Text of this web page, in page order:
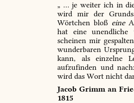
„ … je weiter ich in
wird mir der
Wörtchen bloß eine
hat eine unendliche
scheinen mir
wunderbaren
kann, als einzelne
aufzufinden und
wird das Wort nicht
Jacob Grimm an
1815